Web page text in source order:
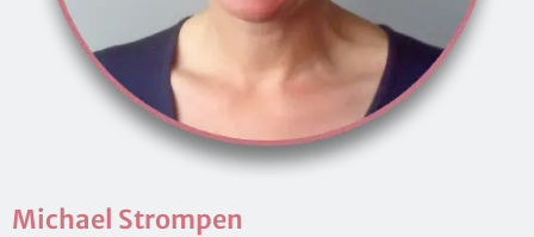
Mi­cha­el Strom­pen